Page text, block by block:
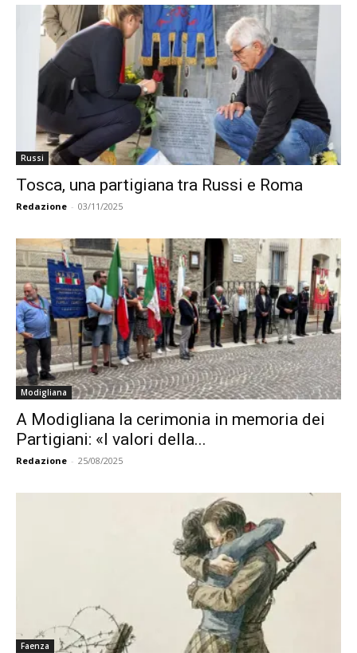
Russi
Tosca, una partigiana tra Russi e Roma
Redazione - 03/11/2025
Modigliana
A Modigliana la cerimonia in memoria dei
Partigiani: «I valori della...
Redazione - 25/08/2025
Faenza